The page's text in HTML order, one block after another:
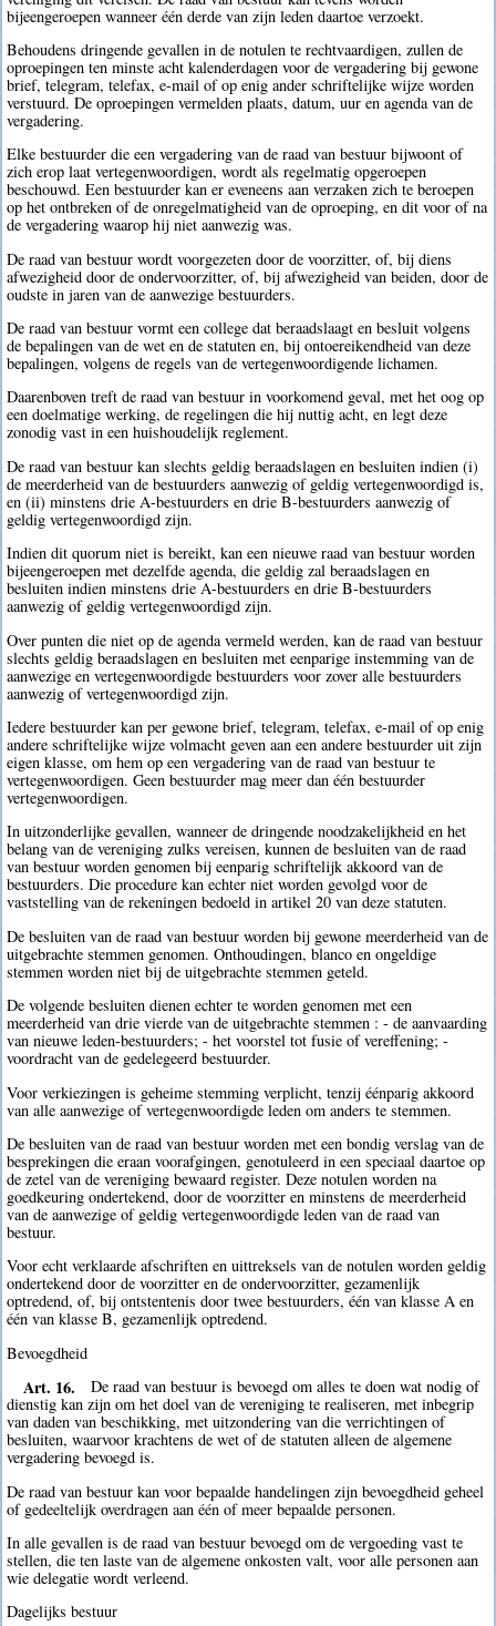
bijeengeroepen wanneer één derde van zijn leden daartoe verzoekt.
Behoudens dringende gevallen in de notulen te rechtvaardigen, zullen de
oproepingen ten minste acht kalenderdagen voor de vergadering bij gewone
brief, telegram, telefax, e-mail of op enig ander schriftelijke wijze worden
verstuurd. De oproepingen vermelden plaats, datum, uur en agenda van de
vergadering.
Elke bestuurder die een vergadering van de raad van bestuur bijwoont of
zich erop laat vertegenwoordigen, wordt als regelmatig opgeroepen
beschouwd. Een bestuurder kan er eveneens aan verzaken zich te beroepen
op het ontbreken of de onregelmatigheid van de oproeping, en dit voor of na
de vergadering waarop hij niet aanwezig was.
De raad van bestuur wordt voorgezeten door de voorzitter, of, bij diens
afwezigheid door de ondervoorzitter, of, bij afwezigheid van beiden, door de
oudste in jaren van de aanwezige bestuurders.
De raad van bestuur vormt een college dat beraadslaagt en besluit volgens
de bepalingen van de wet en de statuten en, bij ontoereikendheid van deze
bepalingen, volgens de regels van de vertegenwoordigende lichamen.
Daarenboven treft de raad van bestuur in voorkomend geval, met het oog op
een doelmatige werking, de regelingen die hij nuttig acht, en legt deze
zonodig vast in een huishoudelijk reglement.
De raad van bestuur kan slechts geldig beraadslagen en besluiten indien (i)
de meerderheid van de bestuurders aanwezig of geldig vertegenwoordigd is,
en (ii) minstens drie A-bestuurders en drie B-bestuurders aanwezig of
geldig vertegenwoordigd zijn.
Indien dit quorum niet is bereikt, kan een nieuwe raad van bestuur worden
bijeengeroepen met dezelfde agenda, die geldig zal beraadslagen en
besluiten indien minstens drie A-bestuurders en drie B-bestuurders
aanwezig of geldig vertegenwoordigd zijn.
Over punten die niet op de agenda vermeld werden, kan de raad van bestuur
slechts geldig beraadslagen en besluiten met eenparige instemming van de
aanwezige en vertegenwoordigde bestuurders voor zover alle bestuurders
aanwezig of vertegenwoordigd zijn.
Iedere bestuurder kan per gewone brief, telegram, telefax, e-mail of op enig
andere schriftelijke wijze volmacht geven aan een andere bestuurder uit zijn
eigen klasse, om hem op een vergadering van de raad van bestuur te
vertegenwoordigen. Geen bestuurder mag meer dan één bestuurder
vertegenwoordigen.
In uitzonderlijke gevallen, wanneer de dringende noodzakelijkheid en het
belang van de vereniging zulks vereisen, kunnen de besluiten van de raad
van bestuur worden genomen bij eenparig schriftelijk akkoord van de
bestuurders. Die procedure kan echter niet worden gevolgd voor de
vaststelling van de rekeningen bedoeld in artikel 20 van deze statuten.
De besluiten van de raad van bestuur worden bij gewone meerderheid van de
uitgebrachte stemmen genomen. Onthoudingen, blanco en ongeldige
stemmen worden niet bij de uitgebrachte stemmen geteld.
De volgende besluiten dienen echter te worden genomen met een
meerderheid van drie vierde van de uitgebrachte stemmen : - de aanvaarding
van nieuwe leden-bestuurders; - het voorstel tot fusie of vereffening; -
voordracht van de gedelegeerd bestuurder.
Voor verkiezingen is geheime stemming verplicht, tenzij éénparig akkoord
van alle aanwezige of vertegenwoordigde leden om anders te stemmen.
De besluiten van de raad van bestuur worden met een bondig verslag van de
besprekingen die eraan voorafgingen, genotuleerd in een speciaal daartoe op
de zetel van de vereniging bewaard register. Deze notulen worden na
goedkeuring ondertekend, door de voorzitter en minstens de meerderheid
van de aanwezige of geldig vertegenwoordigde leden van de raad van
bestuur.
Voor echt verklaarde afschriften en uittreksels van de notulen worden geldig
ondertekend door de voorzitter en de ondervoorzitter, gezamenlijk
optredend, of, bij ontstentenis door twee bestuurders, één van klasse A en
één van klasse B, gezamenlijk optredend.
Bevoegdheid
Art. 16.
De raad van bestuur is bevoegd om alles te doen wat nodig of
dienstig kan zijn om het doel van de vereniging te realiseren, met inbegrip
van daden van beschikking, met uitzondering van die verrichtingen of
besluiten, waarvoor krachtens de wet of de statuten alleen de algemene
vergadering bevoegd is.
De raad van bestuur kan voor bepaalde handelingen zijn bevoegdheid geheel
of gedeeltelijk overdragen aan één of meer bepaalde personen.
In alle gevallen is de raad van bestuur bevoegd om de vergoeding vast te
stellen, die ten laste van de algemene onkosten valt, voor alle personen aan
wie delegatie wordt verleend.
Dagelijks bestuur